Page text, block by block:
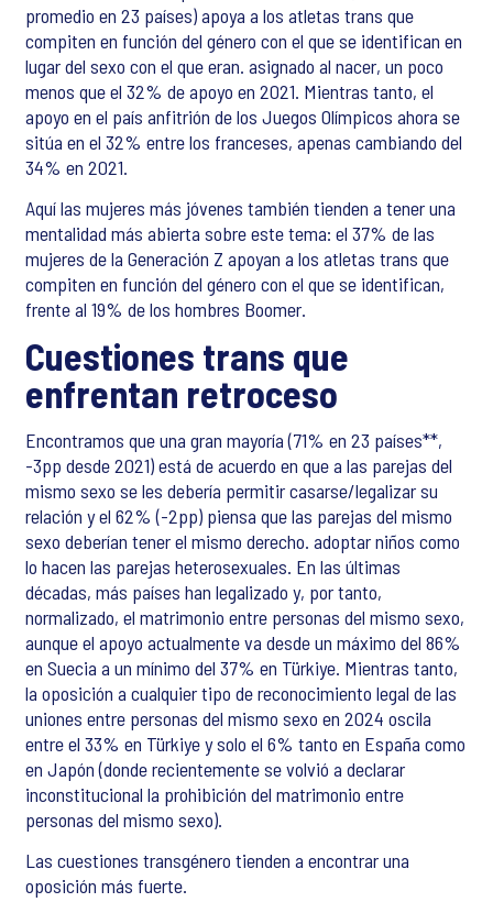
promedio en 23 países) apoya a los atletas trans que
compiten en función del género con el que se identifican en
lugar del sexo con el que eran. asignado al nacer, un poco
menos que el 32% de apoyo en 2021. Mientras tanto, el
apoyo en el país anfitrión de los Juegos Olímpicos ahora se
sitúa en el 32% entre los franceses, apenas cambiando del
34% en 2021.
Aquí las mujeres más jóvenes también tienden a tener una
mentalidad más abierta sobre este tema: el 37% de las
mujeres de la Generación Z apoyan a los atletas trans que
compiten en función del género con el que se identifican,
frente al 19% de los hombres Boomer.
Cuestiones trans que
enfrentan retroceso
Encontramos que una gran mayoría (71% en 23 países**,
-3pp desde 2021) está de acuerdo en que a las parejas del
mismo sexo se les debería permitir casarse/legalizar su
relación y el 62% (-2pp) piensa que las parejas del mismo
sexo deberían tener el mismo derecho. adoptar niños como
lo hacen las parejas heterosexuales. En las últimas
décadas, más países han legalizado y, por tanto,
normalizado, el matrimonio entre personas del mismo sexo,
aunque el apoyo actualmente va desde un máximo del 86%
en Suecia a un mínimo del 37% en Türkiye. Mientras tanto,
la oposición a cualquier tipo de reconocimiento legal de las
uniones entre personas del mismo sexo en 2024 oscila
entre el 33% en Türkiye y solo el 6% tanto en España como
en Japón (donde recientemente se volvió a declarar
inconstitucional la prohibición del matrimonio entre
personas del mismo sexo).
Las cuestiones transgénero tienden a encontrar una
oposición más fuerte.